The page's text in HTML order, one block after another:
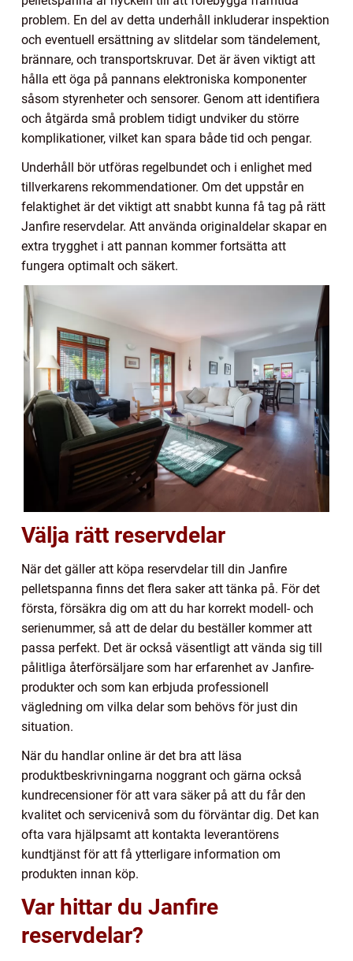
problem. En del av detta underhåll inkluderar inspektion
och eventuell ersättning av slitdelar som tändelement,
brännare, och transportskruvar. Det är även viktigt att
hålla ett öga på pannans elektroniska komponenter
såsom styrenheter och sensorer. Genom att identifiera
och åtgärda små problem tidigt undviker du större
komplikationer, vilket kan spara både tid och pengar.
Underhåll bör utföras regelbundet och i enlighet med
tillverkarens rekommendationer. Om det uppstår en
felaktighet är det viktigt att snabbt kunna få tag på rätt
Janfire reservdelar. Att använda originaldelar skapar en
extra trygghet i att pannan kommer fortsätta att
fungera optimalt och säkert.
Välja rätt reservdelar
När det gäller att köpa reservdelar till din Janfire
pelletspanna finns det flera saker att tänka på. För det
första, försäkra dig om att du har korrekt modell- och
serienummer, så att de delar du beställer kommer att
passa perfekt. Det är också väsentligt att vända sig till
pålitliga återförsäljare som har erfarenhet av Janfire-
produkter och som kan erbjuda professionell
vägledning om vilka delar som behövs för just din
situation.
När du handlar online är det bra att läsa
produktbeskrivningarna noggrant och gärna också
kundrecensioner för att vara säker på att du får den
kvalitet och servicenivå som du förväntar dig. Det kan
ofta vara hjälpsamt att kontakta leverantörens
kundtjänst för att få ytterligare information om
produkten innan köp.
Var hittar du Janfire
reservdelar?